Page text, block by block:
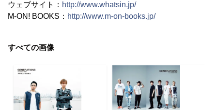
ウェブサイト： http://www.whatsin.jp/
M-ON! BOOKS： http://www.m-on-books.jp/
すべての画像